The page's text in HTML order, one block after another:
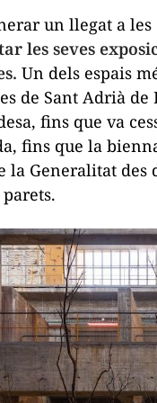
un llegat a
les seves
Un dels espais
de Sant Adrià
fins que va
fins que la
Generalitat des